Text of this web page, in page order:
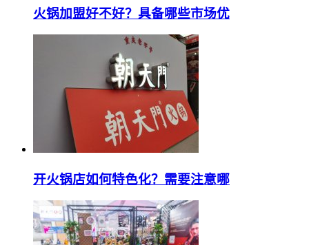
火锅加盟好不好？具备哪些市场优
开火锅店如何特色化？需要注意哪